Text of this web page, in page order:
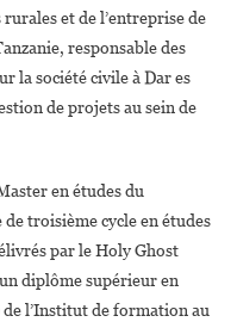
et de l’entreprise de
responsable des
la société civile à Dar es
de projets au sein de
en études du
troisième cycle en études
par le Holy Ghost
diplôme supérieur en
l’Institut de formation au